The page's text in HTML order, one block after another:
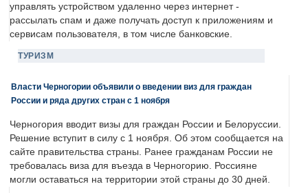
управлять устройством удаленно через интернет -
рассылать спам и даже получать доступ к приложениям и
сервисам пользователя, в том числе банковские.
ТУРИЗМ
Власти Черногории объявили о введении виз для граждан
России и ряда других стран с 1 ноября
Черногория вводит визы для граждан России и Белоруссии.
Решение вступит в силу с 1 ноября. Об этом сообщается на
сайте правительства страны. Ранее гражданам России не
требовалась виза для въезда в Черногорию. Россияне
могли оставаться на территории этой страны до 30 дней.